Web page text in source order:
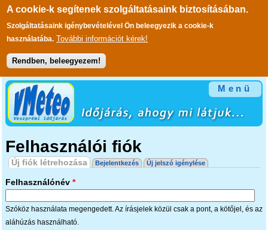
A cookie-k segítenek szolgáltatásaink biztosításában.
Szolgáltatásaink igénybevételével Ön beleegyezik a cookie-k
használatába. További információt kérek!
Rendben, beleegyezem!
Ugrás a tartalomra
Menü
Felhasználói fiók
Elsődleges fülek
Új fiók létrehozása(aktív fül)
Bejelentkezés Új jelszó igénylése
Felhasználónév *
Szóköz használata megengedett. Az írásjelek közül csak a pont, a kötőjel, és az
aláhúzás használható.